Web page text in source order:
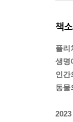
책
퓰리
생명
인간
동물